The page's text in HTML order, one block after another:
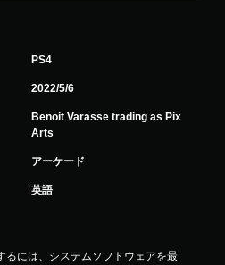
PS4
2022/5/6
Benoit Varasse trading as Pix
Arts
アーケード
英語
るには、システムソフトウェアを最